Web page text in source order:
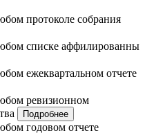
протоколе собрания
списке аффилированны
ежеквартальном отчете
ревизионном
Подробнее
годовом отчете